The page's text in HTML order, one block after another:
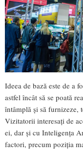
Ideea de bază este de a
astfel încât să se poată
întâmplă și să furnizeze,
Vizitatorii interesați de
ei, dar și cu Inteligența
factori, precum poziția